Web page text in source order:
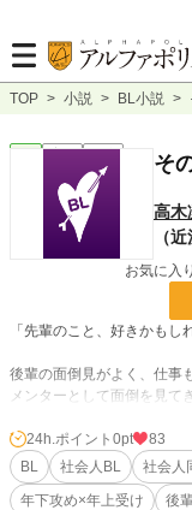
TOP > 小説 > BL小説 >
完結 短編 そ
高木
（
お気に入
「先輩のこと、好きかもし
後輩の面倒見がよく、仕事
メンターとして面倒を見
ある夜の出来事を境に、日
※過去作品・他の作品は作
24h.ポイント 0pt
83
BL
社会人BL 社会人
年下攻め×年上受け
後